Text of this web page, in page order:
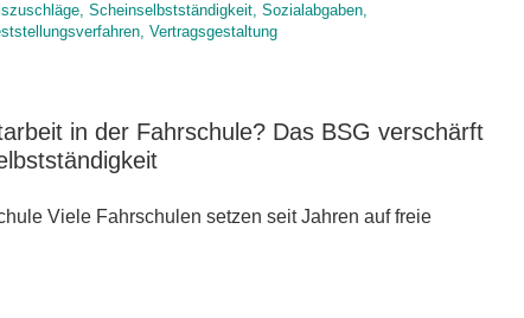
Scheinselbstständigkeit, Sozialabgaben,
Vertragsgestaltung
in der Fahrschule? Das BSG verschärft
Viele Fahrschulen setzen seit Jahren auf freie